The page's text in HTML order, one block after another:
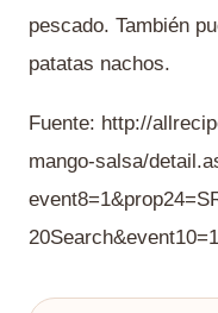
pescado. También
patatas nachos.
Fuente: http://
mango-salsa/